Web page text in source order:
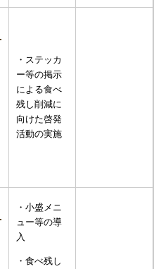
・ステッカ
ー等の掲示
による食べ
残し削減に
向けた啓発
活動の実施
・小盛メニ
ュー等の導
入
・食べ残し